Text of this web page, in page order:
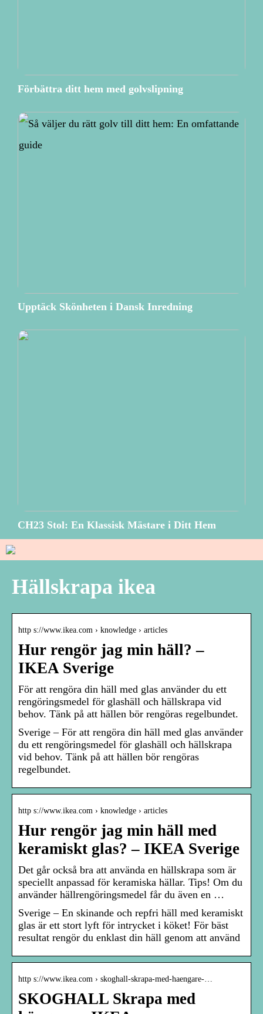
Förbättra ditt hem med golvslipning
Upptäck Skönheten i Dansk Inredning
CH23 Stol: En Klassisk Mästare i Ditt Hem
Hällskrapa ikea
http s://www.ikea.com › knowledge › articles
Hur rengör jag min häll? –
IKEA Sverige
För att rengöra din häll med glas använder du ett
rengöringsmedel för glashäll och hällskrapa vid
behov. Tänk på att hällen bör rengöras regelbundet.
Sverige – För att rengöra din häll med glas använder
du ett rengöringsmedel för glashäll och hällskrapa
vid behov. Tänk på att hällen bör rengöras
regelbundet.
http s://www.ikea.com › knowledge › articles
Hur rengör jag min häll med
keramiskt glas? – IKEA Sverige
Det går också bra att använda en hällskrapa som är
speciellt anpassad för keramiska hällar. Tips! Om du
använder hällrengöringsmedel får du även en …
Sverige – ​En skinande och repfri häll med keramiskt
glas är ett stort lyft för intrycket i köket! För bäst
resultat rengör du enklast din häll genom att använd
http s://www.ikea.com › skoghall-skrapa-med-haengare-…
SKOGHALL Skrapa med